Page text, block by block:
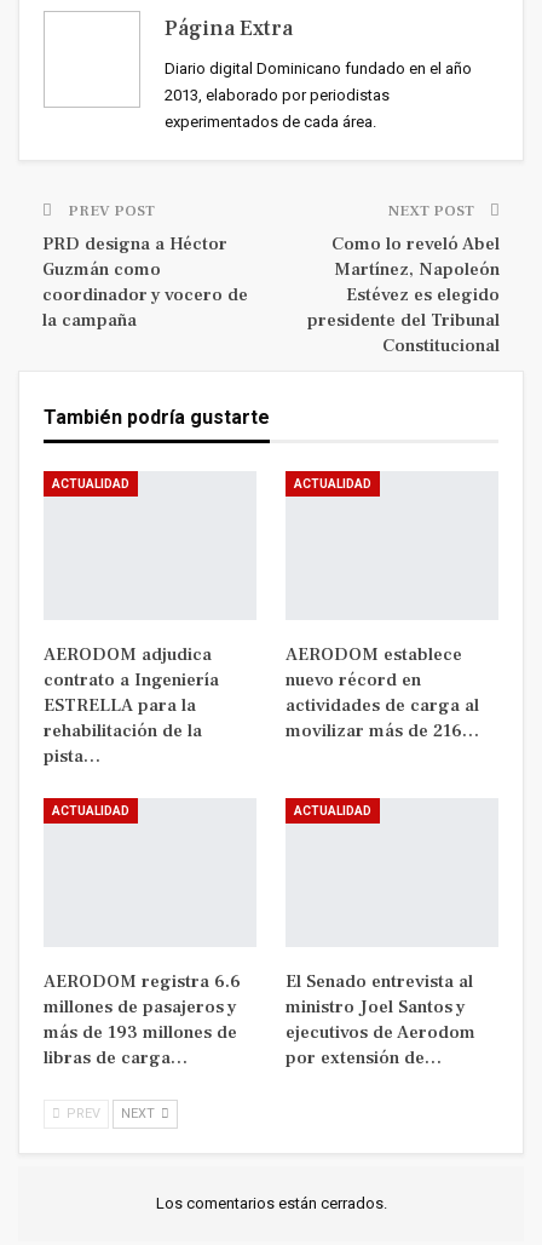
Página Extra
Diario digital Dominicano fundado en el año
2013, elaborado por periodistas
experimentados de cada área.
PREV POST
PRD designa a Héctor
Guzmán como
coordinador y vocero de
la campaña
NEXT POST
Como lo reveló Abel
Martínez, Napoleón
Estévez es elegido
presidente del Tribunal
Constitucional
También podría gustarte
ACTUALIDAD
AERODOM adjudica
contrato a Ingeniería
ESTRELLA para la
rehabilitación de la
pista…
ACTUALIDAD
AERODOM establece
nuevo récord en
actividades de carga al
movilizar más de 216…
ACTUALIDAD
AERODOM registra 6.6
millones de pasajeros y
más de 193 millones de
libras de carga…
ACTUALIDAD
El Senado entrevista al
ministro Joel Santos y
ejecutivos de Aerodom
por extensión de…
PREV NEXT
Los comentarios están cerrados.